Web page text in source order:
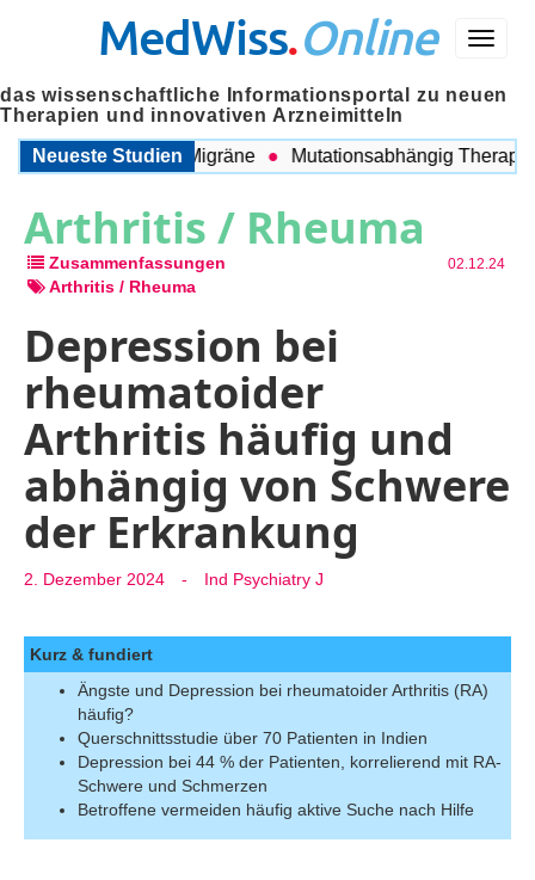
Menü
MedWiss.Online
das wissenschaftliche Informationsportal zu neuen
Therapien und innovativen Arzneimitteln
Neueste Studien
COPD und Migräne Mutationsabhängig Therapie
Arthritis / Rheuma
Zusammenfassungen 02.12.24
Arthritis / Rheuma
Depression bei
rheumatoider
Arthritis häufig und
abhängig von Schwere
der Erkrankung
2. Dezember 2024 - Ind Psychiatry J
Kurz & fundiert
Ängste und Depression bei rheumatoider Arthritis (RA)
häufig?
Querschnittsstudie über 70 Patienten in Indien
Depression bei 44 % der Patienten, korrelierend mit RA-
Schwere und Schmerzen
Betroffene vermeiden häufig aktive Suche nach Hilfe